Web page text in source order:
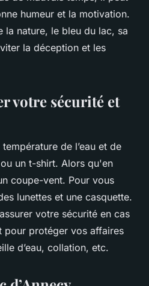
humeur et la motivation.
la nature, le bleu du lac, sa
la déception et les
votre sécurité et
de l’eau et de
un t-shirt. Alors qu'en
coupe-vent. Pour vous
lunettes et une casquette.
votre sécurité en cas
pour protéger vos affaires
d’eau, collation, etc.